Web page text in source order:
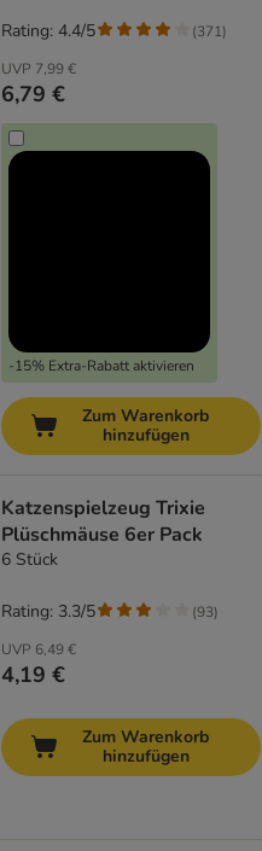
UVP 7,99 €
6,79 €
-15% Extra-Rabatt aktivieren
Rating: 4.4/5 (371)
Zum Warenkorb
hinzufügen
Katzenspielzeug Trixie
Plüschmäuse 6er Pack
6 Stück
UVP 6,49 €
4,19 €
Rating: 3.3/5 (93)
Zum Warenkorb
hinzufügen